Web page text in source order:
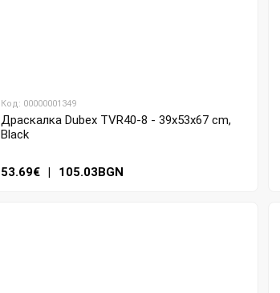
Код: 00000001349
Драскалка Dubex TVR40-8 - 39x53x67 cm,
Black
53.69€ | 105.03BGN